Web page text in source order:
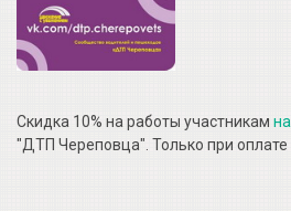
Скидка 10% на работы участникам
"ДТП Череповца". Только при